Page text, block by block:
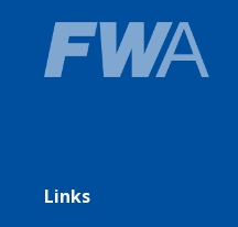
Links